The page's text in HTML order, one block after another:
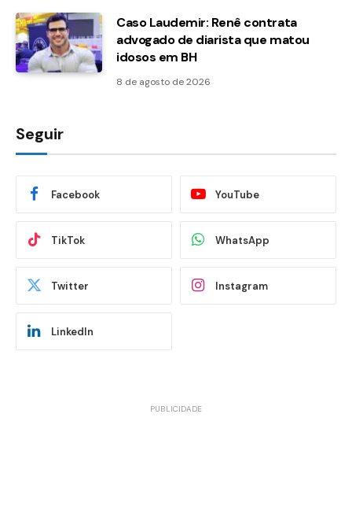
Caso Laudemir: Renê contrata
advogado de diarista que matou
idosos em BH
8 de agosto de 2026
Seguir
Facebook YouTube
TikTok WhatsApp
Twitter Instagram
LinkedIn